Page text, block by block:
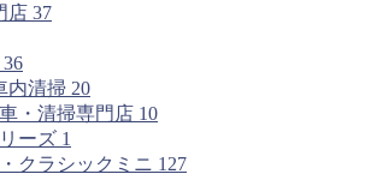
店 37
36
内清掃 20
・清掃専門店 10
ーズ 1
クラシックミニ 127